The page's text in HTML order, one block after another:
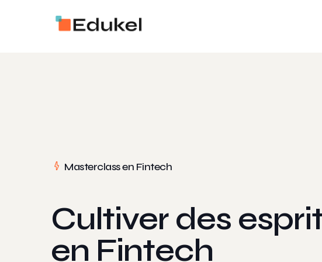
Masterclass en Fintech
Cultiver des
en Fintech